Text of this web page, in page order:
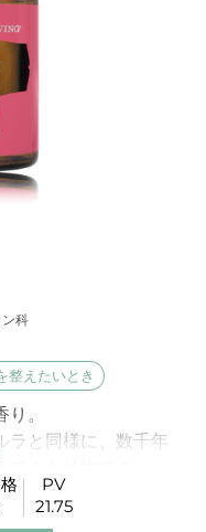
科
整えたいとき
。
ラと同様に、数千年
スやミルラと共通
れることもありま
PV
21.75